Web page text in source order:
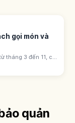
gọi món và
tháng 3 đến 11, có
kakigōri. Giá
thứ tự và dịch
quản